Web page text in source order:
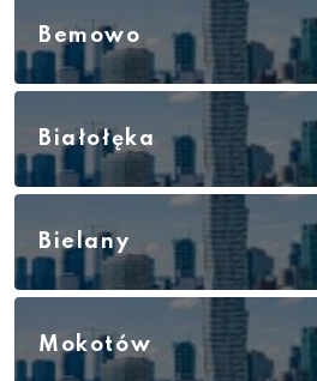
Bemowo
Białołęka
Bielany
Mokotów